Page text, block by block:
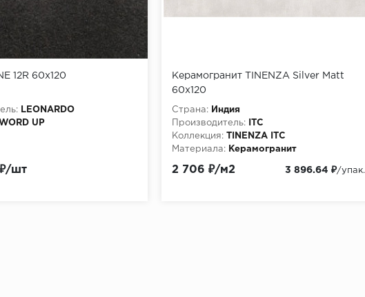
12R 60x120
LEONARDO
WORD UP
шт
Керамогранит TINENZA Silver Matt
60x120
Страна:
Индия
Производитель:
ITC
Коллекция:
TINENZA ITC
Материала:
Керамогранит
2 706 ₽/м2 3 896.64 ₽/упак.